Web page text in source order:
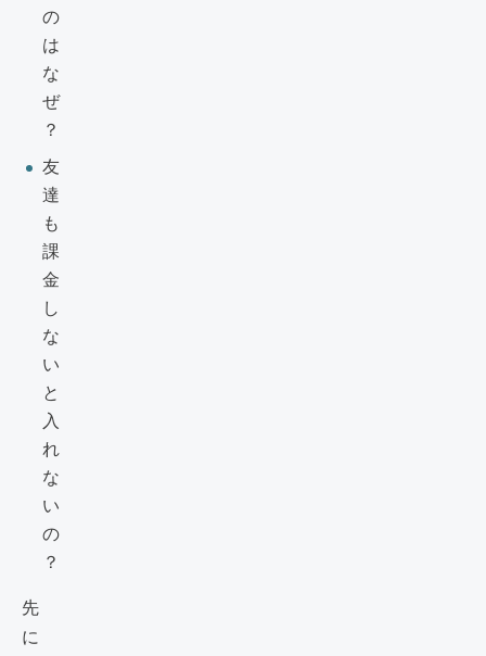
の
は
な
ぜ
？
友
達
も
課
金
し
な
い
と
入
れ
な
い
の
？
先
に